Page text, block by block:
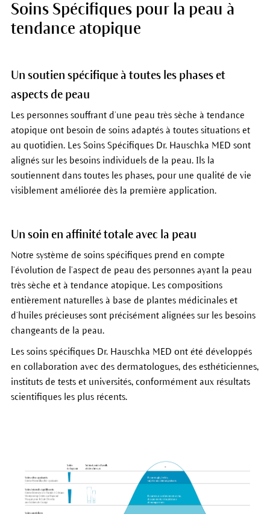
Soins Spécifiques pour la peau à
tendance atopique
Un soutien spécifique à toutes les phases et
aspects de peau
Les personnes souffrant d’une peau très sèche à tendance
atopique ont besoin de soins adaptés à toutes situations et
au quotidien. Les Soins Spécifiques Dr. Hauschka MED sont
alignés sur les besoins individuels de la peau. Ils la
soutiennent dans toutes les phases, pour une qualité de vie
visiblement améliorée dès la première application.
Un soin en affinité totale avec la peau
Notre système de soins spécifiques prend en compte
l’évolution de l’aspect de peau des personnes ayant la peau
très sèche et à tendance atopique. Les compositions
entièrement naturelles à base de plantes médicinales et
d’huiles précieuses sont précisément alignées sur les besoins
changeants de la peau.
Les soins spécifiques Dr. Hauschka MED ont été développés
en collaboration avec des dermatologues, des esthéticiennes,
instituts de tests et universités, conformément aux résultats
scientifiques les plus récents.